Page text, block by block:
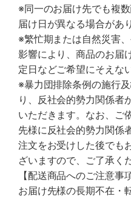
※同一のお届け先でも複
届け日が異なる場合があ
※繁忙期または自然災害
影響により、商品のお届
定日などご希望にそえな
※暴力団排除条例の施行
り、反社会的勢力関係者
いただきます。なお、ご
先様に反社会的勢力関係
注文をお受けした後でも
ざいますので、ご了承く
【配送商品へのご注意事項
お届け先様の長期不在・